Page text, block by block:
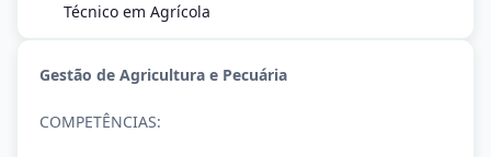
Técnico em Agrícola
Gestão de Agricultura e Pecuária
COMPETÊNCIAS: